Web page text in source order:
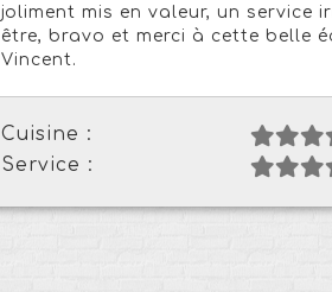
joliment mis en valeur, un
être, bravo et merci à cette belle
Vincent.
Cuisine :
Service :